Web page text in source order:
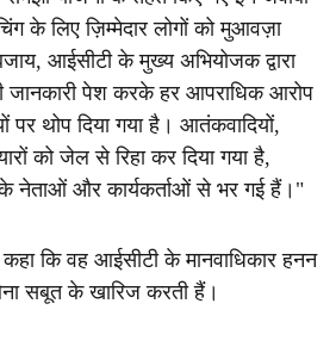
के लिए ज़िम्मेदार लोगों को मुआवज़ा
आईसीटी के मुख्य अभियोजक द्वारा
जानकारी पेश करके हर आपराधिक आरोप
पर थोप दिया गया है। आतंकवादियों,
को जेल से रिहा कर दिया गया है,
नेताओं और कार्यकर्ताओं से भर गई हैं।"
कि वह आईसीटी के मानवाधिकार हनन
सबूत के खारिज करती हैं।